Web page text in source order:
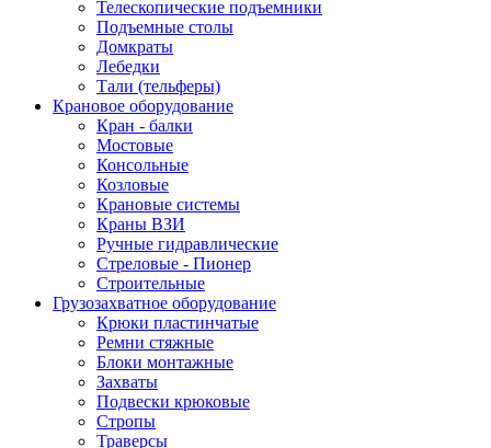
Телескопические подъемники
Подъемные столы
Домкраты
Лебедки
Тали (тельферы)
Крановое оборудование
Кран - балки
Мостовые
Консольные
Козловые
Крановые системы
Краны ВЗИ
Ручные гидравлические
Стреловые - Пионер
Строительные
Грузозахватное оборудование
Крюки пластинчатые
Ремни стяжные
Блоки монтажные
Захваты
Подвески крюковые
Стропы
Траверсы